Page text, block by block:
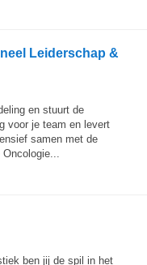
Leiderschap &
en stuurt de
voor je team en levert
samen met de
Oncologie...
ben jij de spil in het